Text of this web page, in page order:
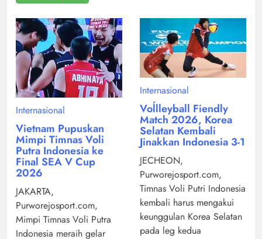
Internasional
Vietnam Pupuskan
Mimpi Timnas Voli
Putra Indonesia ke
Final SEA V Cup
2026
JAKARTA,
Purworejosport.com,
Mimpi Timnas Voli Putra
Indonesia meraih gelar
Internasional
Voĺlleyball Fiendly
Match 2026, Korea
Selatan Kembali
Jinakkan Indonesia 3-1
JECHEON,
Purworejosport.com,
Timnas Voli Putri Indonesia
kembali harus mengakui
keunggulan Korea Selatan
pada leg kedua